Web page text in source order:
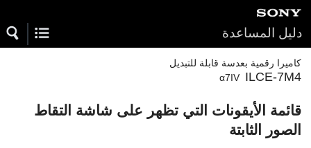
دليل المساعدة
كاميرا رقمية بعدسة قابلة للتبديل
ILCE-7M4
α7IV
قائمة الأيقونات التي تظهر على شاشة التقاط
الصور الثابتة